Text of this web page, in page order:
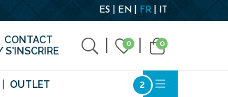
ES EN FR IT
CONTACT
S'INSCRIRE
0 0
OUTLET